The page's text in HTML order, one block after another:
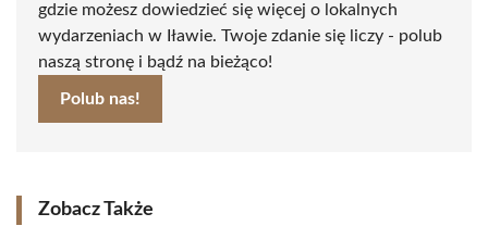
gdzie możesz dowiedzieć się więcej o lokalnych
wydarzeniach w Iławie. Twoje zdanie się liczy - polub
naszą stronę i bądź na bieżąco!
Polub nas!
Zobacz Także